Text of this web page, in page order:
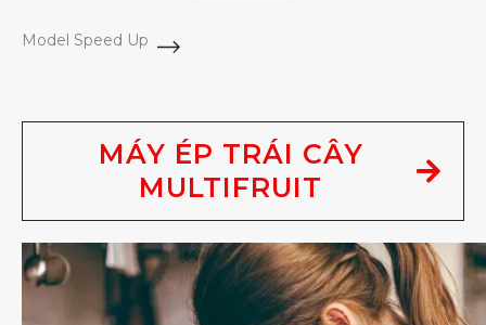
Model Speed Up
MÁY ÉP TRÁI CÂY
MULTIFRUIT